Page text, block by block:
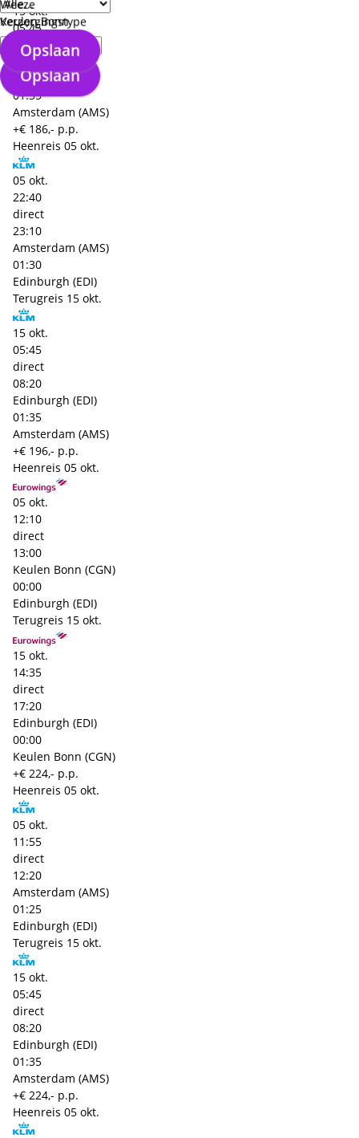
Verzorgingstype
Opslaan
Weeze
Keulen Bonn
Opslaan
15 okt.
05:45
direct
08:20
Edinburgh (EDI)
01:35
Amsterdam (AMS)
+€ 186,- p.p.
Heenreis 05 okt.
05 okt.
22:40
direct
23:10
Amsterdam (AMS)
01:30
Edinburgh (EDI)
Terugreis 15 okt.
15 okt.
05:45
direct
08:20
Edinburgh (EDI)
01:35
Amsterdam (AMS)
+€ 196,- p.p.
Heenreis 05 okt.
05 okt.
12:10
direct
13:00
Keulen Bonn (CGN)
00:00
Edinburgh (EDI)
Terugreis 15 okt.
15 okt.
14:35
direct
17:20
Edinburgh (EDI)
00:00
Keulen Bonn (CGN)
+€ 224,- p.p.
Heenreis 05 okt.
05 okt.
11:55
direct
12:20
Amsterdam (AMS)
01:25
Edinburgh (EDI)
Terugreis 15 okt.
15 okt.
05:45
direct
08:20
Edinburgh (EDI)
01:35
Amsterdam (AMS)
+€ 224,- p.p.
Heenreis 05 okt.